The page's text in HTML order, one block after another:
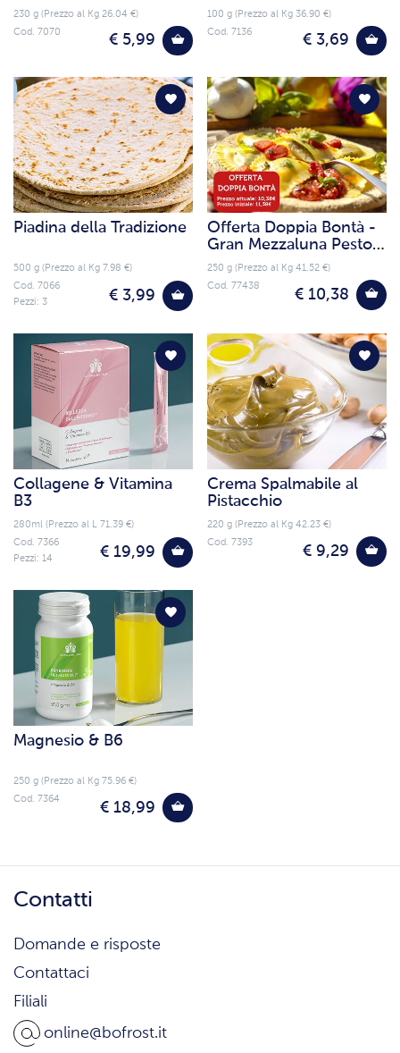
230 g (Prezzo al Kg 26.04 €)
€ 5,99
Cod. 7070
100 g (Prezzo al Kg 36.90 €)
€ 3,69
Cod. 7136
Piadina della Tradizione
500 g (Prezzo al Kg 7.98 €)
€ 3,99
Cod. 7066
Pezzi: 3
Offerta Doppia Bontà -
Gran Mezzaluna Pesto e
Burrata
250 g (Prezzo al Kg 41.52 €)
€ 10,38
Cod. 77438
Collagene & Vitamina
B3
280ml (Prezzo al L 71.39 €)
€ 19,99
Cod. 7366
Pezzi: 14
Crema Spalmabile al
Pistacchio
220 g (Prezzo al Kg 42.23 €)
€ 9,29
Cod. 7393
Magnesio & B6
250 g (Prezzo al Kg 75.96 €)
€ 18,99
Cod. 7364
Contatti
Domande e risposte
Contattaci
Filiali
online@bofrost.it